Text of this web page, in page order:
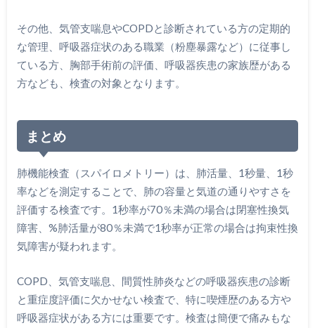
その他、気管支喘息やCOPDと診断されている方の定期的
な管理、呼吸器症状のある職業（粉塵暴露など）に従事し
ている方、胸部手術前の評価、呼吸器疾患の家族歴がある
方なども、検査の対象となります。
まとめ
肺機能検査（スパイロメトリー）は、肺活量、1秒量、1秒
率などを測定することで、肺の容量と気道の通りやすさを
評価する検査です。1秒率が70％未満の場合は閉塞性換気
障害、%肺活量が80％未満で1秒率が正常の場合は拘束性換
気障害が疑われます。
COPD、気管支喘息、間質性肺炎などの呼吸器疾患の診断
と重症度評価に欠かせない検査で、特に喫煙歴のある方や
呼吸器症状がある方には重要です。検査は簡便で痛みもな